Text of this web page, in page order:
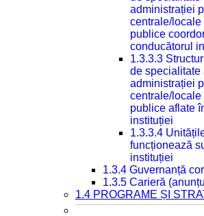
administrației
centrale/
publice
conducătorul
1.3.3.3
de specialitate
administrației
centrale/
publice aflate
instituției
1.3.3.4
funcționează
instituției
1.3.4 Guvernanță
1.3.5 Carieră
1.4 PROGRAME ȘI